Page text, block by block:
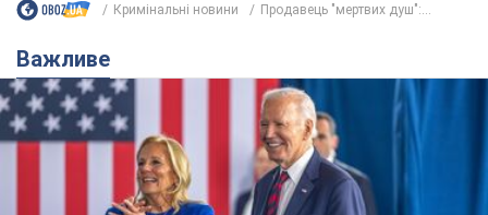
Кримінальні новини Продавець "мертвих душ":...
Важливе